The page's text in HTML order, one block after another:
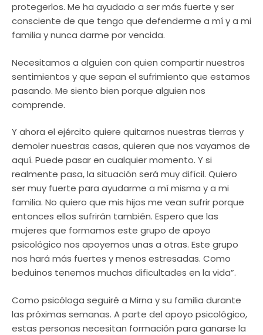
protegerlos. Me ha ayudado a ser más fuerte y ser
consciente de que tengo que defenderme a mí y a mi
familia y nunca darme por vencida.
Necesitamos a alguien con quien compartir nuestros
sentimientos y que sepan el sufrimiento que estamos
pasando. Me siento bien porque alguien nos
comprende.
Y ahora el ejército quiere quitarnos nuestras tierras y
demoler nuestras casas, quieren que nos vayamos de
aquí. Puede pasar en cualquier momento. Y si
realmente pasa, la situación será muy difícil. Quiero
ser muy fuerte para ayudarme a mí misma y a mi
familia. No quiero que mis hijos me vean sufrir porque
entonces ellos sufrirán también. Espero que las
mujeres que formamos este grupo de apoyo
psicológico nos apoyemos unas a otras. Este grupo
nos hará más fuertes y menos estresadas. Como
beduinos tenemos muchas dificultades en la vida”.
Como psicóloga seguiré a Mirna y su familia durante
las próximas semanas. A parte del apoyo psicológico,
estas personas necesitan formación para ganarse la